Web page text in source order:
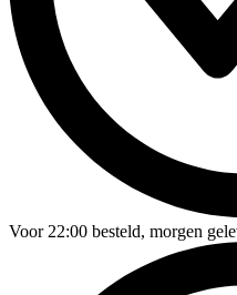
Voor22:00 besteld, morgen